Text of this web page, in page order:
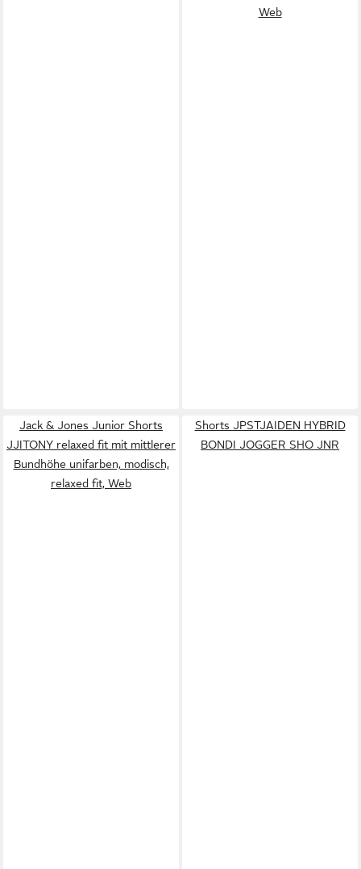
Web
Jack & Jones Junior Shorts
JJITONY relaxed fit mit mittlerer
Bundhöhe unifarben, modisch,
relaxed fit, Web
Shorts JPSTJAIDEN HYBRID
BONDI JOGGER SHO JNR